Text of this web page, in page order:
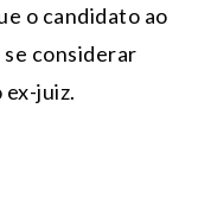
o candidato ao
se considerar
ex-juiz.